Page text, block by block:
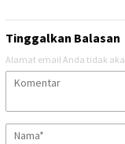
Tinggalkan Balasan
Alamat email Anda tidak